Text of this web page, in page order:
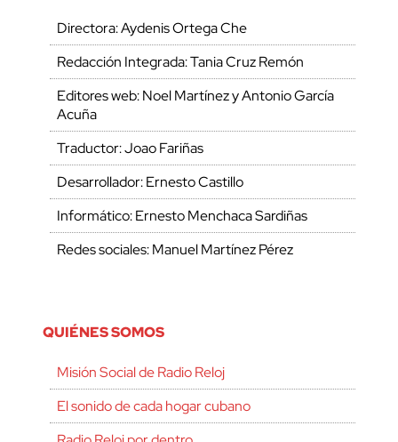
Directora: Aydenis Ortega Che
Redacción Integrada: Tania Cruz Remón
Editores web: Noel Martínez y Antonio García
Acuña
Traductor: Joao Fariñas
Desarrollador: Ernesto Castillo
Informático: Ernesto Menchaca Sardiñas
Redes sociales: Manuel Martínez Pérez
QUIÉNES SOMOS
Misión Social de Radio Reloj
El sonido de cada hogar cubano